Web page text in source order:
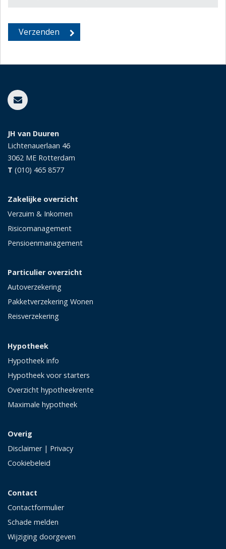
JH van Duuren
Lichtenauerlaan 46
3062 ME Rotterdam
T (010) 465 8577
Zakelijke overzicht
Verzuim & Inkomen
Risicomanagement
Pensioenmanagement
Particulier overzicht
Autoverzekering
Pakketverzekering Wonen
Reisverzekering
Hypotheek
Hypotheek info
Hypotheek voor starters
Overzicht hypotheekrente
Maximale hypotheek
Overig
Disclaimer| Privacy
Cookiebeleid
Contact
Contactformulier
Schade melden
Wijziging doorgeven